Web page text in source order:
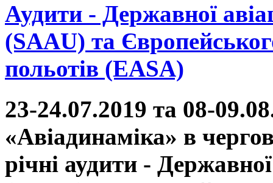
Аудити - Державної
(SAAU) та
польотів (EASA)
23-24.07.2019 та 08-
«Авіадинаміка» в
річні аудити -